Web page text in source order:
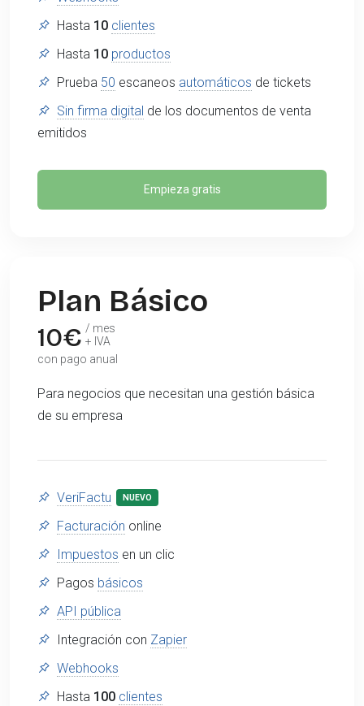
Hasta 10 clientes
Hasta 10 productos
Prueba 50 escaneos automáticos de tickets
Sin firma digital de los documentos de venta
emitidos
Empieza gratis
Plan Básico
10€ / mes
+ IVA
con pago anual
Para negocios que necesitan una gestión básica
de su empresa
VeriFactu NUEVO
Facturación online
Impuestos en un clic
Pagos básicos
API pública
Integración con Zapier
Webhooks
Hasta 100 clientes